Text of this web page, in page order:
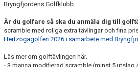
CYKELSAFARI
GENREPET
HERTZÖGA FOTBOLLSSKOLA
Bryngfjordens Golfklubb.
Är du golfare så ska du anmäla dig till
scramble med roliga extra tävlingar och fina
Hertzögagolfen 2026 i samarbete med
Läs mer om golftävlingen här.
- 3 manna modifierad scramble (minst 5 utslag